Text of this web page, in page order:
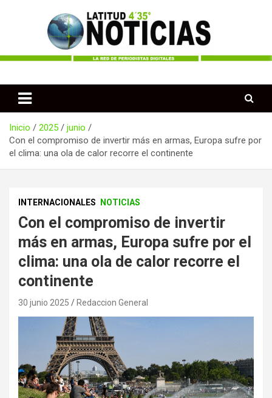
Latitud 435 Noticias
Inicio 2025
junio
Con el compromiso de invertir más en armas, Europa sufre por
el clima: una ola de calor recorre el continente
INTERNACIONALES NOTICIAS
Con el compromiso de invertir
más en armas, Europa sufre por el
clima: una ola de calor recorre el
continente
30 junio 2025 Redaccion General